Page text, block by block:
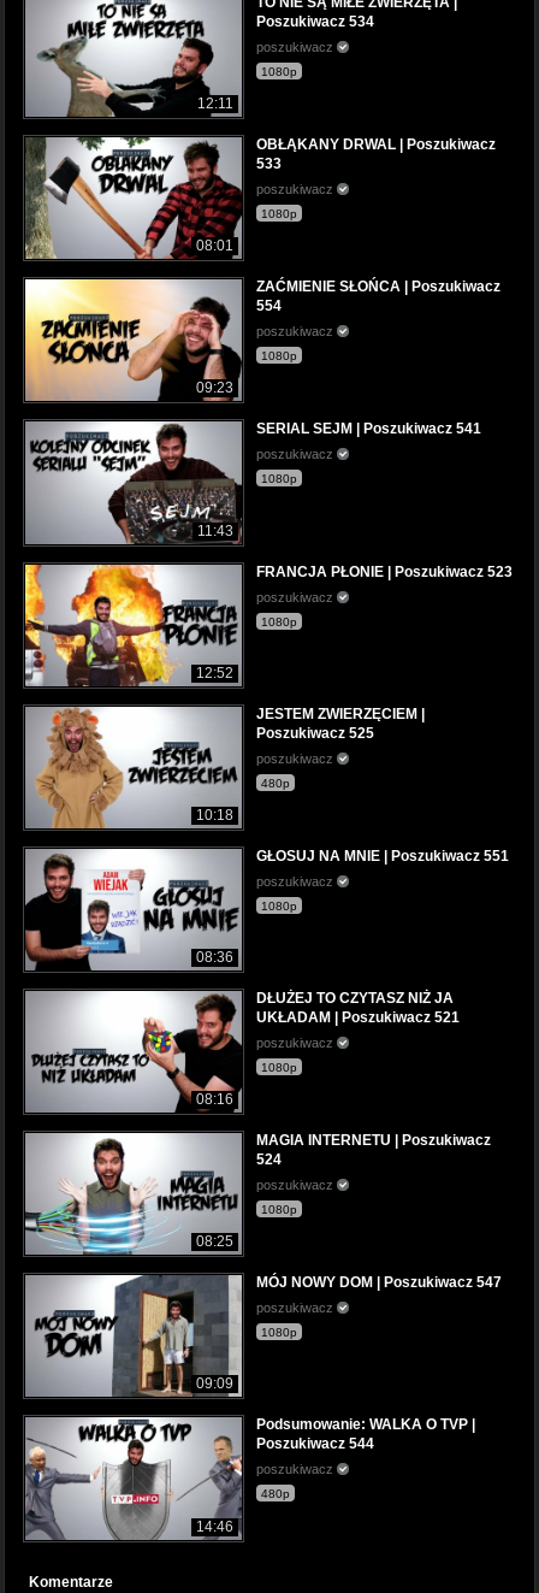
12:11
Poszukiwacz 534
poszukiwacz
1080p
08:01
OBŁĄKANY DRWAL | Poszukiwacz
533
poszukiwacz
1080p
09:23
ZAĆMIENIE SŁOŃCA | Poszukiwacz
554
poszukiwacz
1080p
11:43
SERIAL SEJM | Poszukiwacz 541
poszukiwacz
1080p
12:52
FRANCJA PŁONIE | Poszukiwacz 523
poszukiwacz
1080p
10:18
JESTEM ZWIERZĘCIEM |
Poszukiwacz 525
poszukiwacz
480p
08:36
GŁOSUJ NA MNIE | Poszukiwacz 551
poszukiwacz
1080p
08:16
DŁUŻEJ TO CZYTASZ NIŻ JA
UKŁADAM | Poszukiwacz 521
poszukiwacz
1080p
08:25
MAGIA INTERNETU | Poszukiwacz
524
poszukiwacz
1080p
09:09
MÓJ NOWY DOM | Poszukiwacz 547
poszukiwacz
1080p
14:46
Podsumowanie: WALKA O TVP |
Poszukiwacz 544
poszukiwacz
480p
Komentarze